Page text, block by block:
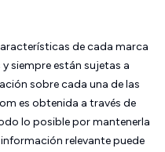
de cada marca
siempre están sujetas a
sobre cada una de las
es obtenida a través de
lo posible por mantenerla
relevante puede